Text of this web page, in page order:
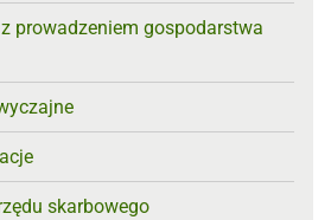
prowadzeniem gospodarstwa
skarbowego